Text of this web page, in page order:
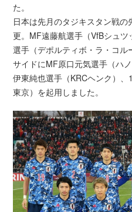
た。
日本は先月のタジキスタン戦
更。MF遠藤航選手（VfBシュ
選手（デポルティボ・ラ・コ
サイドにMF原口元気選手（ハ
伊東純也選手（KRCヘンク）
東京）を起用しました。